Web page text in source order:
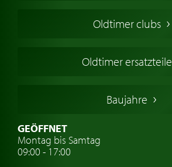
Englische Oldtimer
Deutsche Oldtimer
Schwedische Oldtimer
Oldtimer mit h-kennzeichen
Auto Oldtimer Markt
Oldtimer clubs
Oldtimer ersatzteile
Baujahre
GEÖFFNET
Montag bis Samtag
09:00 - 17:00